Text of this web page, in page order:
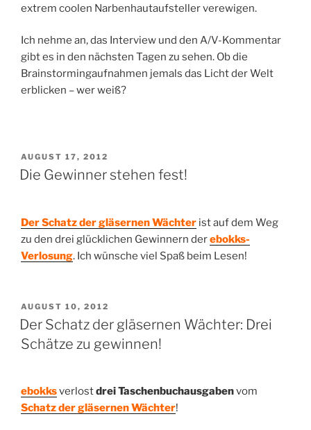
extrem coolen Narbenhautaufsteller verewigen.
Ich nehme an, das Interview und den A/V-Kommentar
gibt es in den nächsten Tagen zu sehen. Ob die
Brainstormingaufnahmen jemals das Licht der Welt
erblicken – wer weiß?
VERÖFFENTLICHT
AM
AUGUST 17, 2012
Die Gewinner stehen fest!
Der Schatz der gläsernen Wächter ist auf dem Weg
zu den drei glücklichen Gewinnern derebokks-
Verlosung. Ich wünsche viel Spaß beim Lesen!
VERÖFFENTLICHT
AM
AUGUST 10, 2012
Der Schatz der gläsernen Wächter: Drei
Schätze zu gewinnen!
ebokksverlostdrei Taschenbuchausgabenvom
Schatz der gläsernen Wächter!